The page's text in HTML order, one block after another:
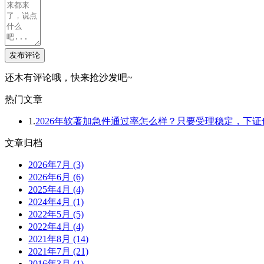
发布评论
还木有评论哦，快来抢沙发吧~
热门文章
1.2026年软著加急件通过率怎么样？只要受理稳定，下证
文章归档
2026年7月 (3)
2026年6月 (6)
2025年4月 (4)
2024年4月 (1)
2022年5月 (5)
2022年4月 (4)
2021年8月 (14)
2021年7月 (21)